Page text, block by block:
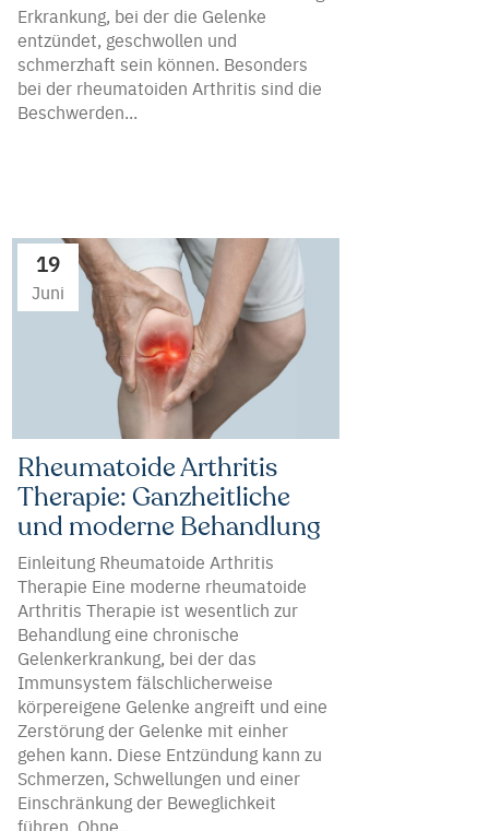
Erkrankung, bei der die Gelenke
entzündet, geschwollen und
schmerzhaft sein können. Besonders
bei der rheumatoiden Arthritis sind die
Beschwerden...
19
Juni
Rheumatoide Arthritis
Therapie: Ganzheitliche
und moderne Behandlung
Einleitung Rheumatoide Arthritis
Therapie Eine moderne rheumatoide
Arthritis Therapie ist wesentlich zur
Behandlung eine chronische
Gelenkerkrankung, bei der das
Immunsystem fälschlicherweise
körpereigene Gelenke angreift und eine
Zerstörung der Gelenke mit einher
gehen kann. Diese Entzündung kann zu
Schmerzen, Schwellungen und einer
Einschränkung der Beweglichkeit
führen. Ohne...